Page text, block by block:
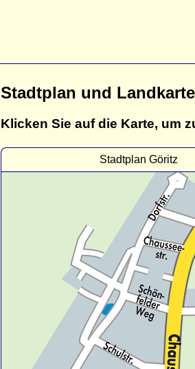
Stadtplan und
Klicken Sie auf die Karte, um
Stadtplan Göritz